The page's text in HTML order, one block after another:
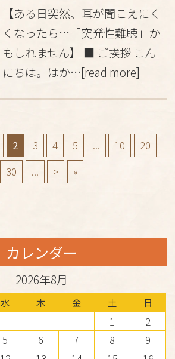
【ある日突然、耳が聞こえにく
くなったら…「突発性難聴」か
もしれません】 ■ ご挨拶 こん
にちは。はか…[read more]
2 3 4 5 ... 10
20
30
... > »
カレンダー
2026年8月
水 木 金 土 日
1
2
5 6 7 8
9